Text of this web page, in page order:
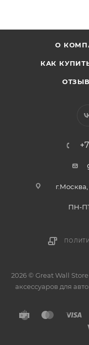
О
КАК
ПН-
2026 © Great Wall
аксессуаров для